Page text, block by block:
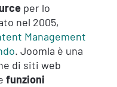
per lo
nel 2005,
Management
. Joomla è una
di siti web
funzioni